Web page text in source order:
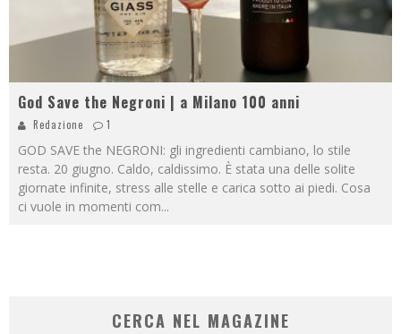
God Save the Negroni | a Milano 100 anni
Redazione 1
GOD SAVE the NEGRONI: gli ingredienti cambiano, lo stile
resta. 20 giugno. Caldo, caldissimo. È stata una delle solite
giornate infinite, stress alle stelle e carica sotto ai piedi. Cosa
ci vuole in momenti com...
CERCA NEL MAGAZINE